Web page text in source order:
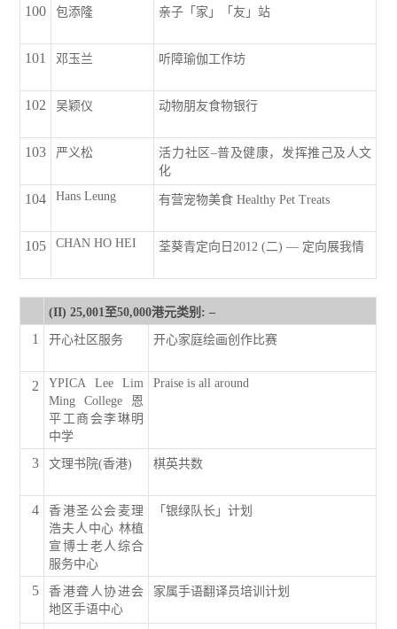
100 包添隆 亲子「家」「友」站
101 邓玉兰 听障瑜伽工作坊
102 吴颖仪 动物朋友食物银行
103 严义松
活力社区–普及健康，发挥推己及人文
化
104 Hans Leung 有营宠物美食 Healthy Pet Treats
105 CHAN HO HEI 荃葵青定向日2012 (二) — 定向展我情
(II) 25,001至50,000港元类别: –
1 开心社区服务 开心家庭绘画创作比赛
2
YPICA Lee Lim
Ming College 恩
平工商会李琳明
中学
Praise is all around
3 文理书院(香港) 棋英共数
4
香港圣公会麦理
浩夫人中心 林植
宣博士老人综合
服务中心
「银绿队长」计划
5
香港聋人协进会
地区手语中心
家属手语翻译员培训计划